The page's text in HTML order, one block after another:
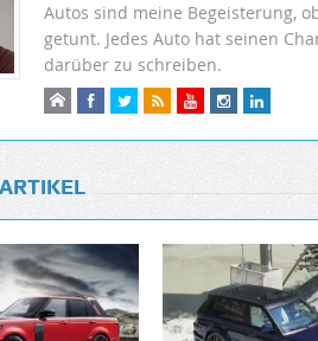
Autos sind meine Begeisterung,
getunt. Jedes Auto hat seinen
darüber zu schreiben.